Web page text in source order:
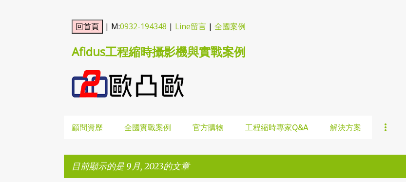
| M:0932-194348 | Line留言 | 全國案例
Afidus工程縮時攝影機與實戰案例
顧問資歷 全國實戰案例 官方購物 工程縮時專家Q&A 解決方案
目前顯示的是 9月, 2023的文章